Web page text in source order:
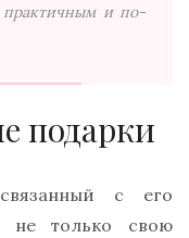
практичным и по-
подарки
с его
не только свою